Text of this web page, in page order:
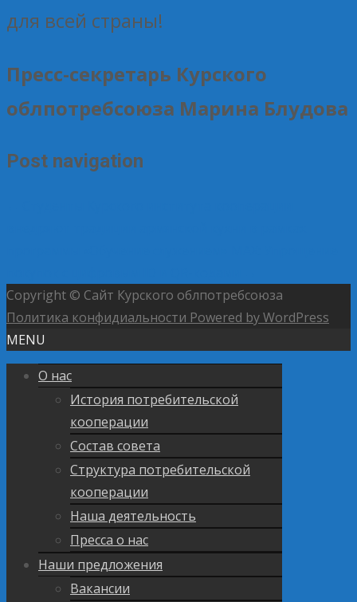
для всей страны!
Пресс-секретарь Курского
облпотребсоюза Марина Блудова
Post navigation
Copyright © Сайт Курского облпотребсоюза
Политика конфидиальности Powered by WordPress
MENU
О нас
История потребительской
кооперации
Состав совета
Структура потребительской
кооперации
Наша деятельность
Пресса о нас
Наши предложения
Вакансии